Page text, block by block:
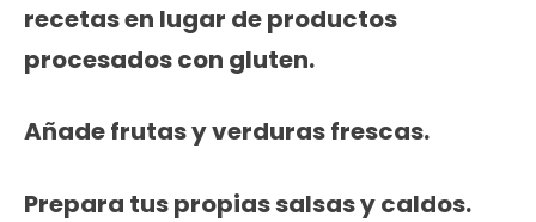
recetas en lugar de productos
procesados con gluten.
Añade frutas y verduras frescas.
Prepara tus propias salsas y caldos.